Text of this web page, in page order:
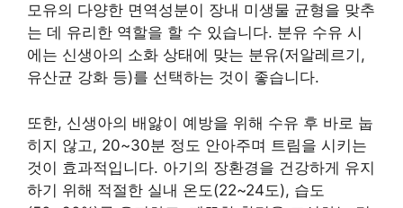
모유의 다양한 면역성분이 장내 미생물 균형을 맞추
는 데 유리한 역할을 할 수 있습니다. 분유 수유 시
에는 신생아의 소화 상태에 맞는 분유(저알레르기,
유산균 강화 등)를 선택하는 것이 좋습니다.
또한, 신생아의 배앓이 예방을 위해 수유 후 바로 눕
히지 않고, 20~30분 정도 안아주며 트림을 시키는
것이 효과적입니다. 아기의 장환경을 건강하게 유지
하기 위해 적절한 실내 온도(22~24도), 습도